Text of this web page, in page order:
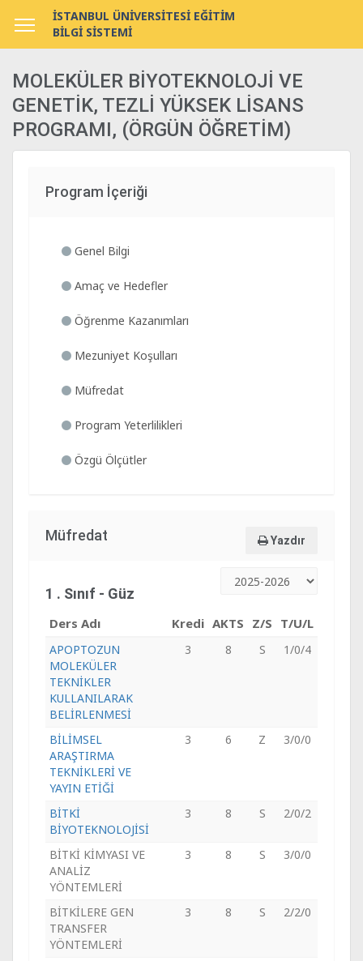
İSTANBUL ÜNİVERSİTESİ EĞİTİM
BİLGİ SİSTEMİ
MOLEKÜLER BİYOTEKNOLOJİ VE
GENETİK, TEZLİ YÜKSEK LİSANS
PROGRAMI, (ÖRGÜN ÖĞRETİM)
Program İçeriği
Genel Bilgi
Amaç ve Hedefler
Öğrenme Kazanımları
Mezuniyet Koşulları
Müfredat
Program Yeterlilikleri
Özgü Ölçütler
Müfredat Yazdır
1 . Sınıf - Güz
Ders Adı Kredi AKTS Z/S T/U/L
APOPTOZUN
MOLEKÜLER
TEKNİKLER
KULLANILARAK
BELİRLENMESİ
3 8 S 1/0/4
BİLİMSEL
ARAŞTIRMA
TEKNİKLERİ VE
YAYIN ETİĞİ
3 6 Z 3/0/0
BİTKİ
BİYOTEKNOLOJİSİ
3 8 S 2/0/2
BİTKİ KİMYASI VE
ANALİZ
YÖNTEMLERİ
3 8 S 3/0/0
BİTKİLERE GEN
TRANSFER
YÖNTEMLERİ
3 8 S 2/2/0